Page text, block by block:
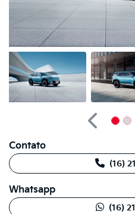
Anterior
Contato
(16)
Whatsapp
(16)